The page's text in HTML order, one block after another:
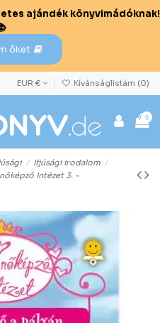
ajándék könyvimádóknak!
őket
EUR € Kívánságlistám (0)
0
Ifjúsági irodalom
Intézet 3. -